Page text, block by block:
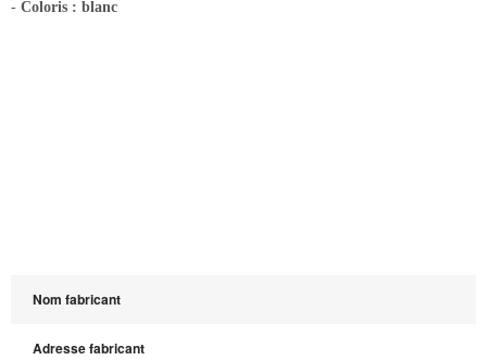
- Coloris : blanc
Nom fabricant
Adresse fabricant